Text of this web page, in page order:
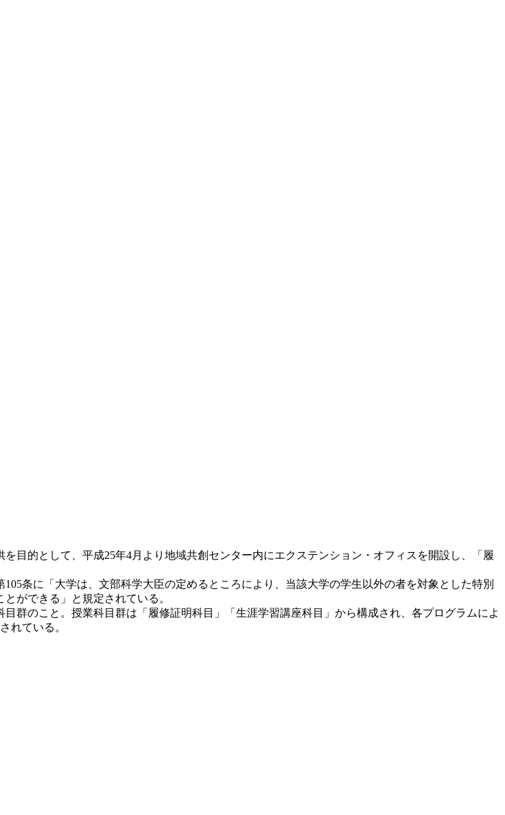
目的として、平成25年4月より地域共創センター内にエクステンション・オフィスを開設し、「履
条に「大学は、文部科学大臣の定めるところにより、当該大学の学生以外の者を対象とした特別
ができる」と規定されている。
群のこと。授業科目群は「履修証明科目」「生涯学習講座科目」から構成され、各プログラムによ
れている。